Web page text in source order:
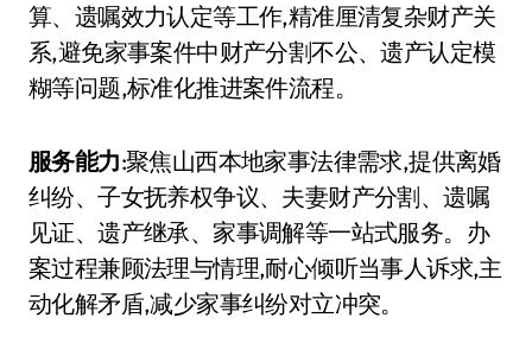
算、遗嘱效力认定等工作,精准厘清复杂财产关
系,避免家事案件中财产分割不公、遗产认定模
糊等问题,标准化推进案件流程。
服务能力:聚焦山西本地家事法律需求,提供离婚
纠纷、子女抚养权争议、夫妻财产分割、遗嘱
见证、遗产继承、家事调解等一站式服务。办
案过程兼顾法理与情理,耐心倾听当事人诉求,主
动化解矛盾,减少家事纠纷对立冲突。